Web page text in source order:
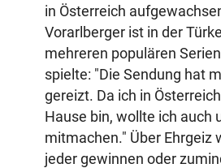
in Österreich
Vorarlberger ist in der
mehreren populären
spielte: "Die Sendung hat
gereizt. Da ich in
Hause bin, wollte ich auch
mitmachen." Über Ehrgeiz
jeder gewinnen oder